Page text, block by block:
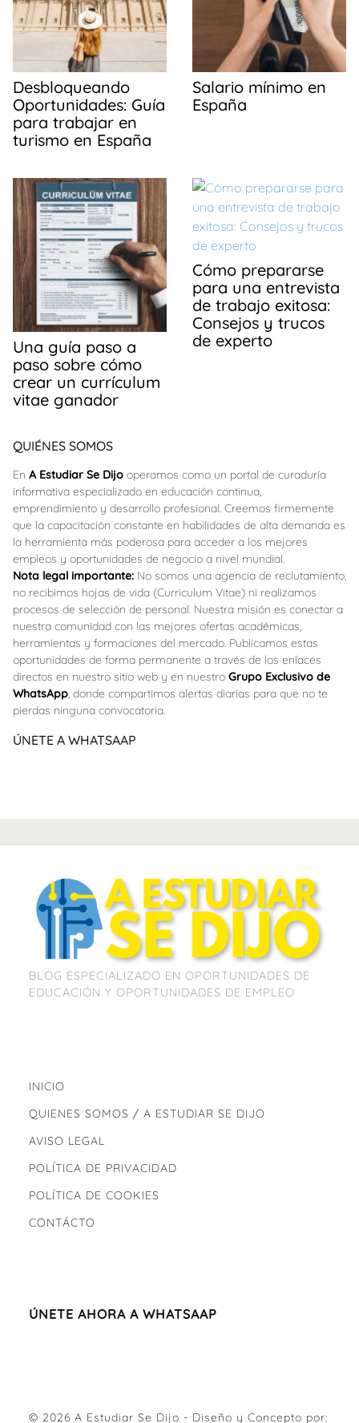
Desbloqueando
Oportunidades: Guía
para trabajar en
turismo en España
Salario mínimo en
España
Una guía paso a
paso sobre cómo
crear un currículum
vitae ganador
Cómo prepararse
para una entrevista
de trabajo exitosa:
Consejos y trucos
de experto
QUIÉNES SOMOS
En A Estudiar Se Dijo operamos como un portal de curaduría
informativa especializado en educación continua,
emprendimiento y desarrollo profesional. Creemos firmemente
que la capacitación constante en habilidades de alta demanda es
la herramienta más poderosa para acceder a los mejores
empleos y oportunidades de negocio a nivel mundial.
Nota legal importante: No somos una agencia de reclutamiento,
no recibimos hojas de vida (Curriculum Vitae) ni realizamos
procesos de selección de personal. Nuestra misión es conectar a
nuestra comunidad con las mejores ofertas académicas,
herramientas y formaciones del mercado. Publicamos estas
oportunidades de forma permanente a través de los enlaces
directos en nuestro sitio web y en nuestro Grupo Exclusivo de
WhatsApp, donde compartimos alertas diarias para que no te
pierdas ninguna convocatoria.
ÚNETE A WHATSAAP
BLOG ESPECIALIZADO EN OPORTUNIDADES DE
EDUCACIÓN Y OPORTUNIDADES DE EMPLEO
INICIO
QUIENES SOMOS / A ESTUDIAR SE DIJO
AVISO LEGAL
POLÍTICA DE PRIVACIDAD
POLÍTICA DE COOKIES
CONTÁCTO
ÚNETE AHORA A WHATSAAP
© 2026 A Estudiar Se Dijo - Diseño y Concepto por: